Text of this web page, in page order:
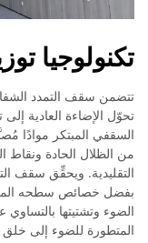
تكنولوجيا
تتضمن سقف التمدد
تحوّل الإضاءة العادية
السقفي المبتكر موادًا
من الظلال الحادة ونقاط
التقليدية. ويحقِّق سقف
بفضل خصائص سطحه
الضوء وتشتيتها
المتطورة للضوء إلى خلق